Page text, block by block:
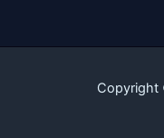
Copyright